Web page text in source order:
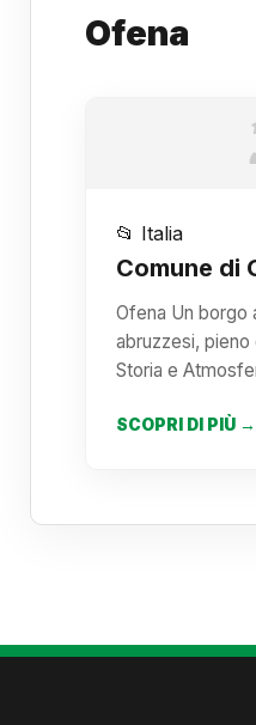
Ofena
📂 Italia
Comune di
Ofena Un borgo
abruzzesi, pieno
Storia e
SCOPRI DI PIÙ →